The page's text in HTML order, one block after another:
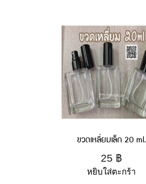
ขวดเหลี่ยมเล็ก 20 ml.
25 ฿
หยิบใส่ตะกร้า